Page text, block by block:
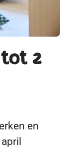
2
en